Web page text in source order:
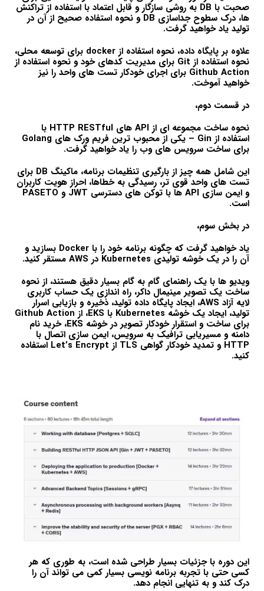
صحبت با DB به روشی سازگار و قابل اعتماد با استفاده از تراکنش
ها، درک سطوح جداسازی DB و نحوه استفاده صحیح از آن در
تولید یاد خواهید گرفت.
علاوه بر پایگاه داده، نحوه استفاده از docker برای توسعه محلی،
نحوه استفاده از Git برای مدیریت کدهای خود و نحوه استفاده از
Github Action برای اجرای خودکار تست های واحد را نیز
خواهید آموخت.
در قسمت دوم،
نحوه ساخت مجموعه ای از API های HTTP RESTful با
استفاده از Gin – یکی از محبوب ترین فریم ورک های Golang
برای ساخت سرویس های وب را یاد خواهید گرفت.
این شامل همه چیز از بارگیری تنظیمات برنامه، ماکینگ DB برای
تست های واحد قوی تر، رسیدگی به خطاها، احراز هویت کاربران
و ایمن سازی API ها با توکن های دسترسی JWT و PASETO
است.
در بخش سوم،
یاد خواهید گرفت که چگونه برنامه خود را با Docker بسازید و
آن را در یک خوشه تولیدی Kubernetes در AWS مستقر کنید.
ویدیو ها با یک راهنمای گام به گام بسیار دقیق هستند، از نحوه
ساخت یک تصویر مینیمال داکر، راه اندازی یک حساب کاربری
لایه آزاد AWS، ایجاد پایگاه داده تولید، ذخیره و بازیابی اسرار
تولید، ایجاد یک خوشه Kubernetes با EKS، از Github Action
برای ساخت و استقرار خودکار تصویر در خوشه EKS، خرید نام
دامنه و مسیریابی ترافیک به سرویس، ایمن سازی اتصال با
HTTP و تمدید خودکار گواهی TLS از Let’s Encrypt استفاده
کنید.
این دوره با جزئیات بسیار طراحی شده است، به طوری که هر
کسی حتی با تجربه برنامه نویسی بسیار کمی می تواند آن را
درک کند و به تنهایی انجام دهد.